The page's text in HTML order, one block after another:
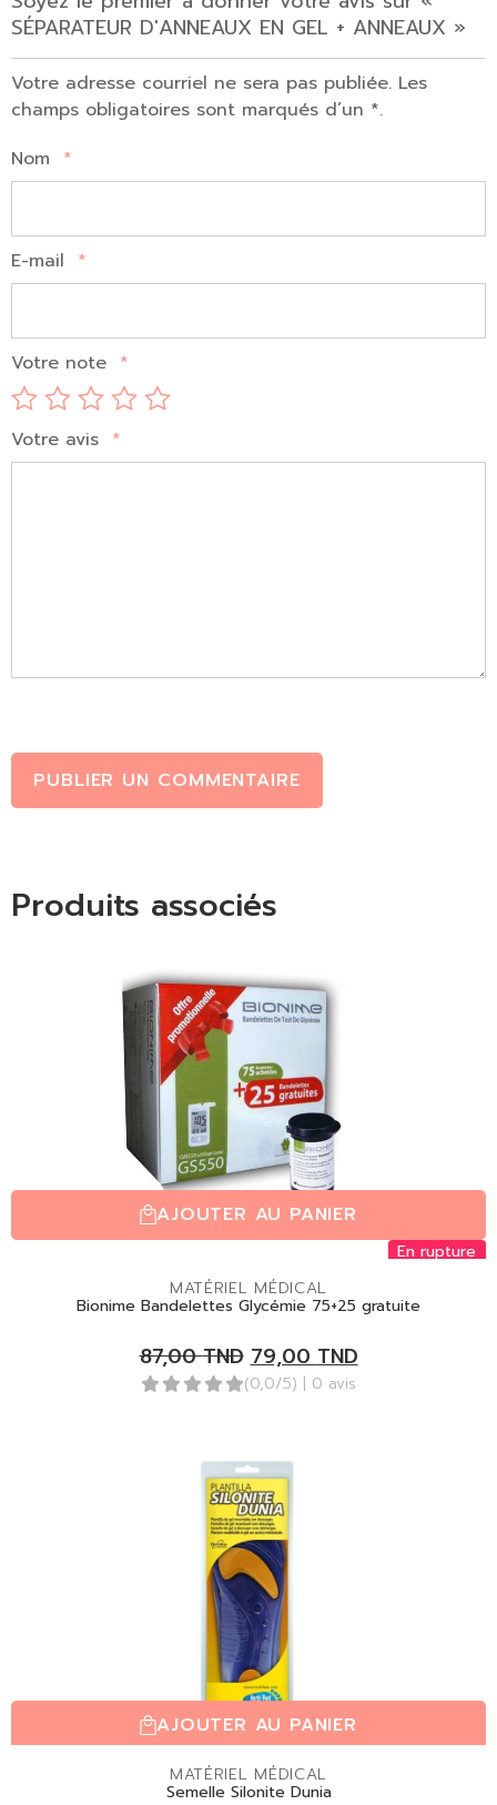
SÉPARATEUR D'ANNEAUX EN GEL + ANNEAUX »
Votre adresse courriel ne sera pas publiée. Les
champs obligatoires sont marqués d’un *.
Nom *
E-mail *
Votre note *
Votre avis *
PUBLIER UN COMMENTAIRE
Produits associés
AJOUTER AU PANIER
En rupture
MATÉRIEL MÉDICAL
Bionime Bandelettes Glycémie 75+25 gratuite
87,00TND 79,00TND
(0,0/5) | 0 avis
AJOUTER AU PANIER
MATÉRIEL MÉDICAL
Semelle Silonite Dunia